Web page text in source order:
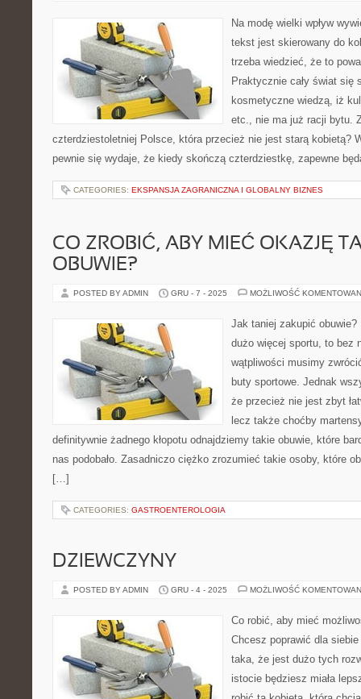
Na modę wielki wpływ
tekst jest skierowany do
trzeba wiedzieć, że to
Praktycznie cały świat się
kosmetyczne wiedzą, iż
etc., nie ma już racji bytu.
czterdziestoletniej Polsce, która przecież nie jest starą kobietą?
pewnie się wydaje, że kiedy skończą czterdziestkę, zapewne
CATEGORIES: EKSPANSJA ZAGRANICZNA I GLOBALNY BIZNES
CO ZROBIĆ, ABY MIEĆ OKAZJĘ
OBUWIE?
POSTED BY ADMIN GRU - 7 - 2025 MOŻLIWOŚĆ
Jak taniej zakupić
dużo więcej sportu, to bez
wątpliwości musimy
buty sportowe. Jednak
że przecież nie jest zbyt
lecz także choćby
definitywnie żadnego kłopotu odnajdziemy takie obuwie, które
nas podobało. Zasadniczo ciężko zrozumieć takie osoby, które
[…]
CATEGORIES: GASTROENTEROLOGIA
DZIEWCZYNY
POSTED BY ADMIN GRU - 4 - 2025 MOŻLIWOŚĆ
Co robić, aby mieć
Chcesz poprawić dla
taka, że jest dużo tych
istocie będziesz miała